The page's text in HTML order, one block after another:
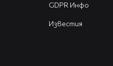
GDPR Инфо
Известия